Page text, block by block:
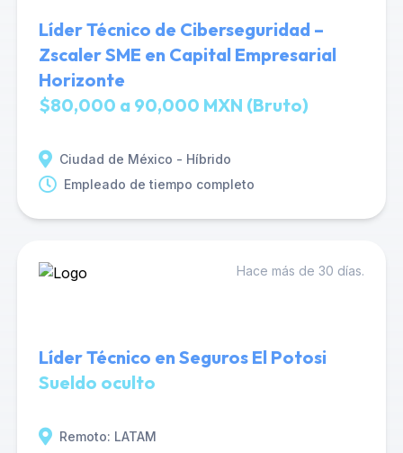
Líder Técnico de Ciberseguridad –
Zscaler SME en Capital Empresarial
Horizonte
$80,000 a 90,000 MXN (Bruto)
Ciudad de México - Híbrido
Empleado de tiempo completo
Hace más de 30 días.
Líder Técnico en Seguros El Potosi
Sueldo oculto
Remoto: LATAM